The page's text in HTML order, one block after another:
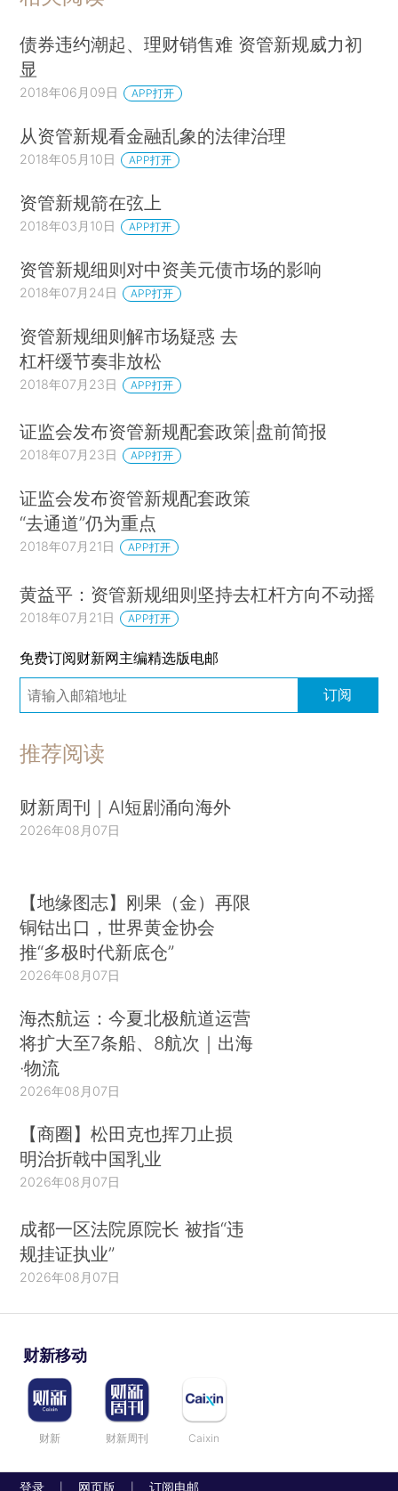
债券违约潮起、理财销售难 资管新规威力初
显
2018年06月09日 APP打开
从资管新规看金融乱象的法律治理
2018年05月10日 APP打开
资管新规箭在弦上
2018年03月10日 APP打开
资管新规细则对中资美元债市场的影响
2018年07月24日 APP打开
资管新规细则解市场疑惑 去
杠杆缓节奏非放松
2018年07月23日 APP打开
证监会发布资管新规配套政策|盘前简报
2018年07月23日 APP打开
证监会发布资管新规配套政策
“去通道”仍为重点
2018年07月21日 APP打开
黄益平：资管新规细则坚持去杠杆方向不动摇
2018年07月21日 APP打开
免费订阅财新网主编精选版电邮
订阅
推荐阅读
财新周刊｜AI短剧涌向海外
2026年08月07日
【地缘图志】刚果（金）再限
铜钴出口，世界黄金协会
推“多极时代新底仓”
2026年08月07日
海杰航运：今夏北极航道运营
将扩大至7条船、8航次｜出海
·物流
2026年08月07日
【商圈】松田克也挥刀止损
明治折戟中国乳业
2026年08月07日
成都一区法院原院长 被指“违
规挂证执业”
2026年08月07日
财新移动
财新 财新周刊 Caixin
登录 网页版 订阅电邮